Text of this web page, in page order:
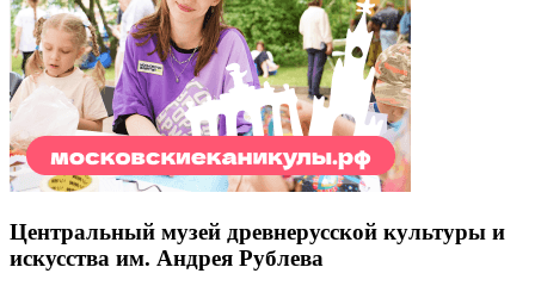
Центральный музей древнерусской культуры и
искусства им. Андрея Рублева